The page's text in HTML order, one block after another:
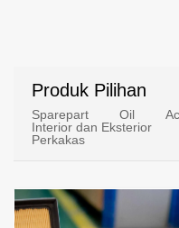
Produk Pilihan
Sparepart Oil
Interior dan Eksterior
Perkakas